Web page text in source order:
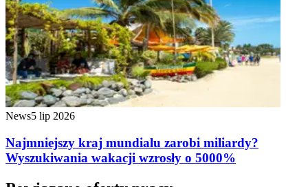
News5 lip 2026
Najmniejszy kraj mundialu zarobi miliardy?
Wyszukiwania wakacji wzrosły o 5000%